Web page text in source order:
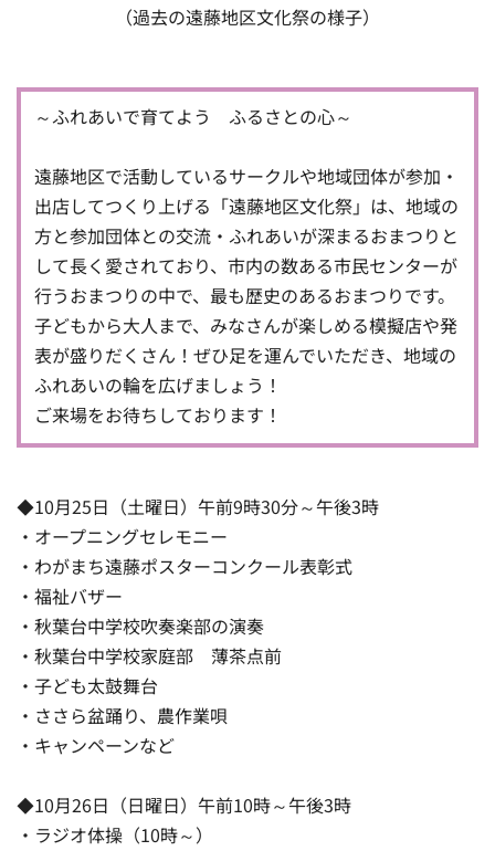
（過去の遠藤地区文化祭の様子）
～ふれあいで育てよう ふるさとの心～
遠藤地区で活動しているサークルや地域団体が参加・
出店してつくり上げる「遠藤地区文化祭」は、地域の
方と参加団体との交流・ふれあいが深まるおまつりと
して長く愛されており、市内の数ある市民センターが
行うおまつりの中で、最も歴史のあるおまつりです。
子どもから大人まで、みなさんが楽しめる模擬店や発
表が盛りだくさん！ぜひ足を運んでいただき、地域の
ふれあいの輪を広げましょう！
ご来場をお待ちしております！
◆10月25日（土曜日）午前9時30分～午後3時
・オープニングセレモニー
・わがまち遠藤ポスターコンクール表彰式
・福祉バザー
・秋葉台中学校吹奏楽部の演奏
・秋葉台中学校家庭部 薄茶点前
・子ども太鼓舞台
・ささら盆踊り、農作業唄
・キャンペーンなど
◆10月26日（日曜日）午前10時～午後3時
・ラジオ体操（10時～）